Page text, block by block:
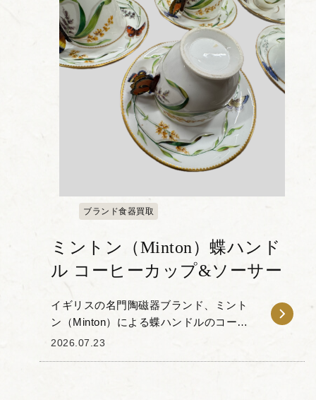
ブランド食器買取
ミントン（Minton）蝶ハンド
ル コーヒーカップ&ソーサー
イギリスの名門陶磁器ブランド、ミント
ン（Minton）による蝶ハンドルのコーヒ
ーカップ＆ソーサーをお譲りいただきま
2026.07.23